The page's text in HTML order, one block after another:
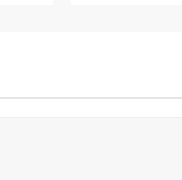
gerçekleştirilen